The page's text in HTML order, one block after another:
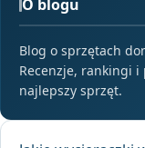
O blogu
Blog o sprzętach
Recenzje, rankingi
najlepszy sprzęt.